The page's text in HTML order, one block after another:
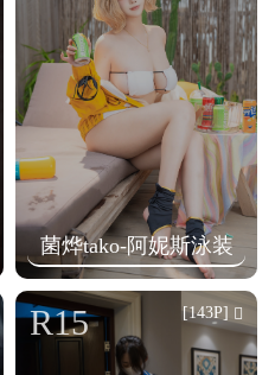
菌烨tako-阿妮斯泳装
R15 [143P]